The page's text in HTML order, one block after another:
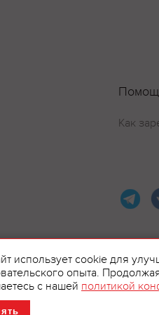
Как
использует cookie для
опыта.
с нашей политикой